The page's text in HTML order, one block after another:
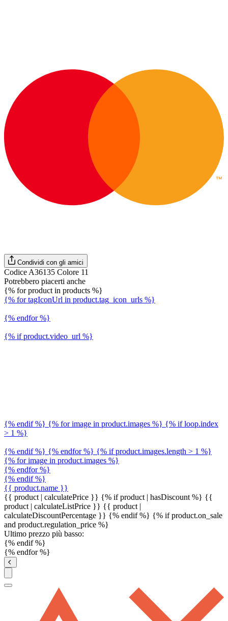
Condividi con gli amici
Codice A36135 Colore 11
Potrebbero piacerti anche
{% for product in products %}
{% for tagIconUrl in product.tag_icon_urls %}
{% endfor %}
{% if product.video_url %}
{% endif %} {% for image in product.images %} {% if loop.index
> 1 %}
{% endif %} {% endfor %} {% if product.images.length > 1 %}
{% for image in product.images %}
{% endfor %}
{% endif %}
{{ product.name }}
{{ product | calculatePrice }} {% if product | hasDiscount %} {{
product | calculateListPrice }} {{ product |
calculateDiscountPercentage }} {% endif %} {% if product.on_sale
and product.regulation_price %}
Ultimo prezzo più basso:
{% endif %}
{% endfor %}